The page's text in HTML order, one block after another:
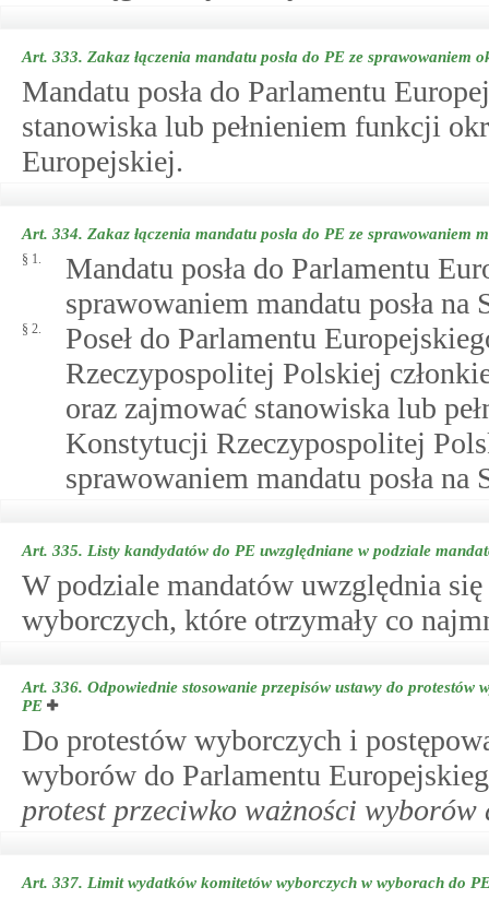
Art. 333. Zakaz łączenia mandatu posła do PE ze
Mandatu posła do Parlamentu
stanowiska lub pełnieniem funkcji
Europejskiej.
Art. 334. Zakaz łączenia mandatu posła do PE ze sprawowaniem
§ 1.
Mandatu posła do Parlamentu
sprawowaniem mandatu posła na
§ 2.
Poseł do Parlamentu
Rzeczypospolitej Polskiej
oraz zajmować stanowiska lub
Konstytucji Rzeczypospolitej
sprawowaniem mandatu posła na
Art. 335. Listy kandydatów do PE uwzględniane w podziale
W podziale mandatów uwzględnia
wyborczych, które otrzymały co
Art. 336. Odpowiednie stosowanie przepisów ustawy do
PE
Do protestów wyborczych i
wyborów do Parlamentu
protest przeciwko ważności wyborów
Art. 337. Limit wydatków komitetów wyborczych w wyborach do